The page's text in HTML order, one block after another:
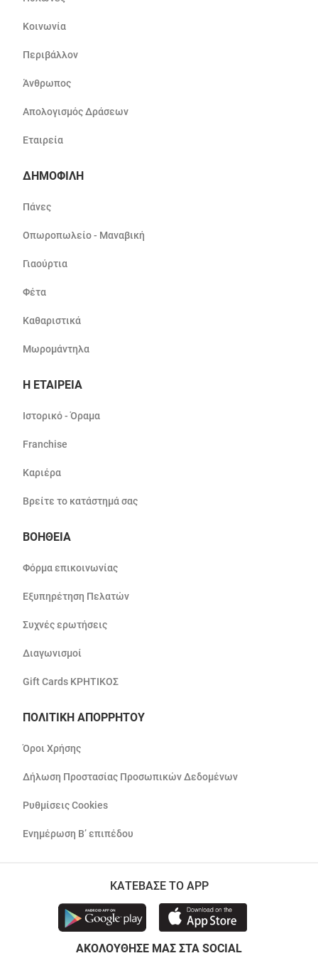
Κοινωνία
Περιβάλλον
Άνθρωπος
Απολογισμός Δράσεων
Εταιρεία
ΔΗΜΟΦΙΛΗ
Πάνες
Οπωροπωλείο - Μαναβική
Γιαούρτια
Φέτα
Καθαριστικά
Μωρομάντηλα
Η ΕΤΑΙΡΕΙΑ
Ιστορικό - Όραμα
Franchise
Καριέρα
Βρείτε το κατάστημά σας
ΒΟΗΘΕΙΑ
Φόρμα επικοινωνίας
Εξυπηρέτηση Πελατών
Συχνές ερωτήσεις
Διαγωνισμοί
Gift Cards ΚΡΗΤΙΚΟΣ
ΠΟΛΙΤΙΚΗ ΑΠΟΡΡΗΤΟΥ
Όροι Χρήσης
Δήλωση Προστασίας Προσωπικών Δεδομένων
Ρυθμίσεις Cookies
Ενημέρωση Β’ επιπέδου
ΚΑΤΕΒΑΣΕ ΤΟ APP
ΑΚΟΛΟΥΘΗΣΕ ΜΑΣ ΣΤΑ SOCIAL